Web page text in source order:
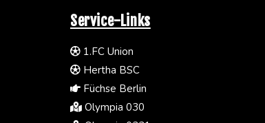
Service-Links
1.FC Union
Hertha BSC
Füchse Berlin
Olympia 030